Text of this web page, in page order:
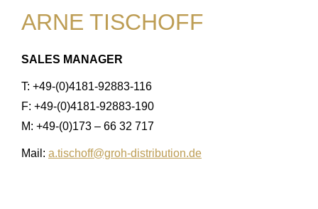
ARNE TISCHOFF
SALES MANAGER
T: +49-(0)4181-92883-116
F: +49-(0)4181-92883-190
M: +49-(0)173 – 66 32 717
Mail: a.tischoff@groh-distribution.de